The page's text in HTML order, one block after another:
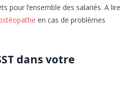
pour l’ensemble des salariés. A lire
en cas de problèmes
dans votre